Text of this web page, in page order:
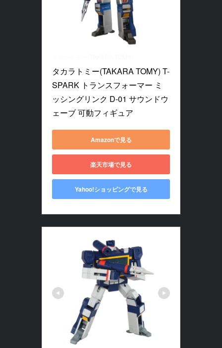
タカラトミー(TAKARA TOMY) T-
SPARK トランスフォーマー ミ
ッシングリンク D-01 サウンドウ
ェーブ 可動フィギュア
Amazonで見る
楽天市場で見る
Yahoo!ショッピングで見る